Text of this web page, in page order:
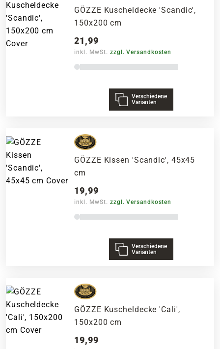
GÖZZE Kuscheldecke 'Scandic',
150x200 cm
21,99
inkl. MwSt. zzgl. Versandkosten
Verschiedene
Varianten
GÖZZE Kissen 'Scandic', 45x45
cm
19,99
inkl. MwSt. zzgl. Versandkosten
Verschiedene
Varianten
GÖZZE Kuscheldecke 'Cali',
150x200 cm
19,99